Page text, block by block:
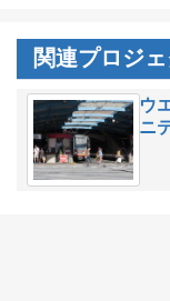
関連プロジェ
ウ
ニ